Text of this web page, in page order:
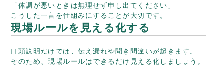
「体調が悪いときは無理せず申し出てください」
こうした一言を仕組みにすることが大切です。
現場ルールを見える化する
口頭説明だけでは、伝え漏れや聞き間違いが起きます。
そのため、現場ルールはできるだけ見える化しましょう。